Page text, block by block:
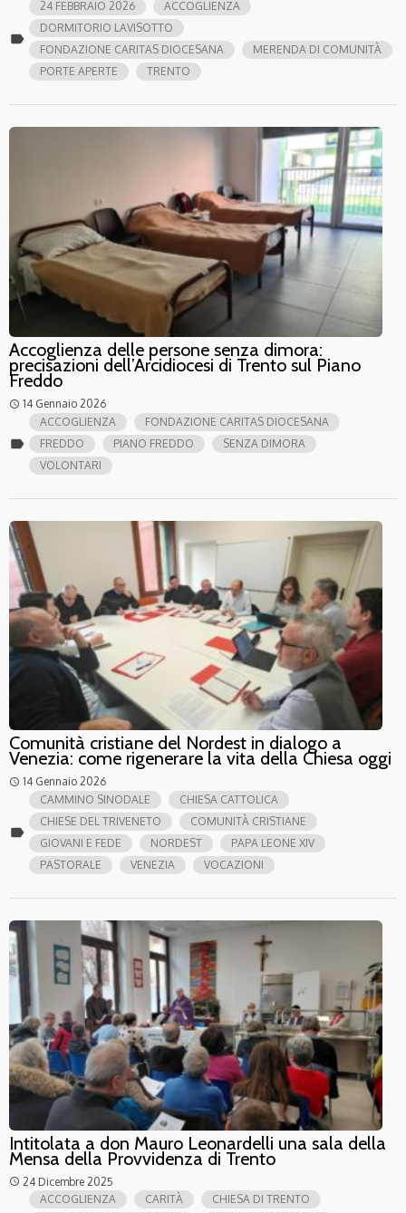
label
24 FEBBRAIO 2026
ACCOGLIENZA
DORMITORIO LAVISOTTO
FONDAZIONE CARITAS DIOCESANA
MERENDA DI COMUNITÀ
PORTE APERTE
TRENTO
Accoglienza delle persone senza dimora:
precisazioni dell’Arcidiocesi di Trento sul Piano
Freddo
access_time 14 Gennaio 2026
label
ACCOGLIENZA
FONDAZIONE CARITAS DIOCESANA
FREDDO
PIANO FREDDO
SENZA DIMORA
VOLONTARI
Comunità cristiane del Nordest in dialogo a
Venezia: come rigenerare la vita della Chiesa oggi
access_time 14 Gennaio 2026
label
CAMMINO SINODALE
CHIESA CATTOLICA
CHIESE DEL TRIVENETO
COMUNITÀ CRISTIANE
GIOVANI E FEDE
NORDEST
PAPA LEONE XIV
PASTORALE
VENEZIA VOCAZIONI
Intitolata a don Mauro Leonardelli una sala della
Mensa della Provvidenza di Trento
access_time 24 Dicembre 2025
ACCOGLIENZA CARITÀ
CHIESA DI TRENTO